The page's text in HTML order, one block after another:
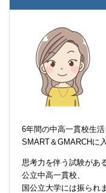
6年間の中高一貫校生活
SMART＆GMARCHに
思考力を伴う試験があ
公立中高一貫校、
国公立大学には振られ